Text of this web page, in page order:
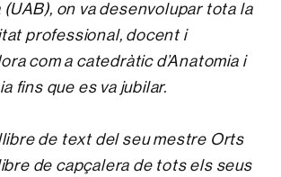
on va desenvolupar tota la
professional, docent i
com a catedràtic d’Anatomia i
fins que es va jubilar.
de text del seu mestre Orts
de capçalera de tots els seus